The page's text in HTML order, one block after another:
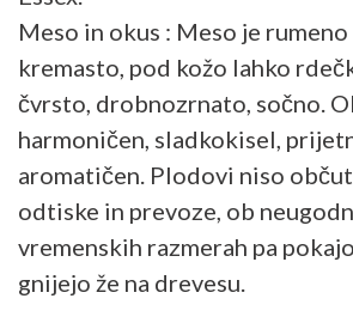
Meso in okus : Meso je
kremasto, pod kožo lahko
čvrsto, drobnozrnato, sočno.
harmoničen, sladkokisel,
aromatičen. Plodovi niso
odtiske in prevoze, ob
vremenskih razmerah pa
gnijejo že na drevesu.